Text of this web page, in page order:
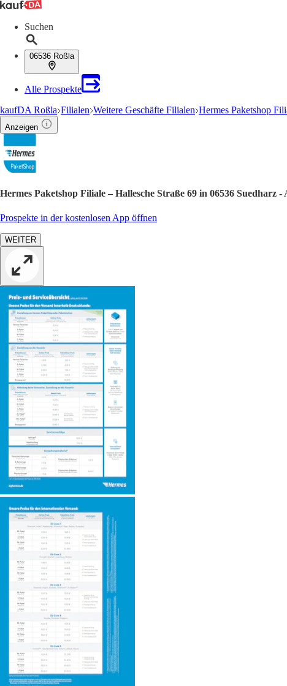
Suchen
06536 Roßla
Alle Prospekte
kaufDA Roßla Filialen Weitere Geschäfte Filialen Hermes Paketshop
Anzeigen
Hermes Paketshop Filiale – Hallesche Straße 69 in 06536 Suedharz
Prospekte in der kostenlosen App öffnen
WEITER